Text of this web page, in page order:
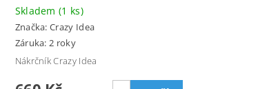
Skladem(1 ks)
Značka:Crazy Idea
Záruka: 2 roky
Nákrčník Crazy Idea